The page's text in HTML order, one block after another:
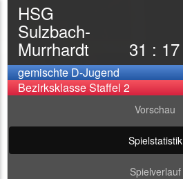
HSG
Sulzbach-
Murrhardt 31 : 17
gemischte D-Jugend
Bezirksklasse Staffel 2
Vorschau
Spielstatistik
Spielverlauf